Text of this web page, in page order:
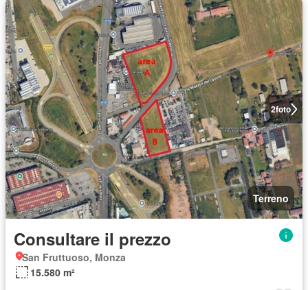
2foto
Terreno
Consultare il prezzo
San Fruttuoso, Monza
15.580 m²